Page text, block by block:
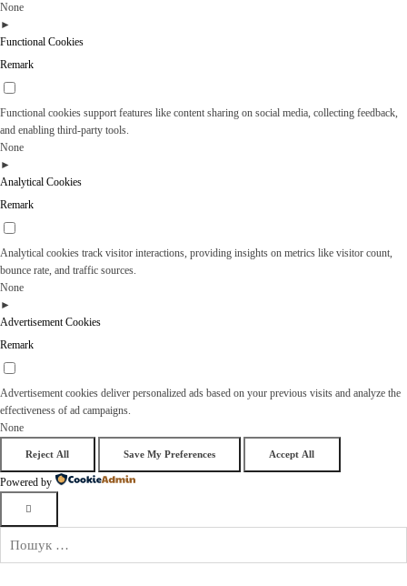
None
►
Functional Cookies
Remark
Functional cookies support features like content sharing on social media, collecting feedback,
and enabling third-party tools.
None
►
Analytical Cookies
Remark
Analytical cookies track visitor interactions, providing insights on metrics like visitor count,
bounce rate, and traffic sources.
None
►
Advertisement Cookies
Remark
Advertisement cookies deliver personalized ads based on your previous visits and analyze the
effectiveness of ad campaigns.
None
Reject All Save My Preferences Accept All
Powered by